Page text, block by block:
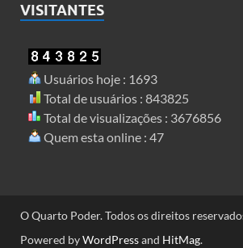
VISITANTES
Usuários hoje : 1693
Total de usuários : 843825
Total de visualizações : 3676856
Quem esta online : 47
O Quarto Poder. Todos os direitos
Powered byWordPressand HitMag.